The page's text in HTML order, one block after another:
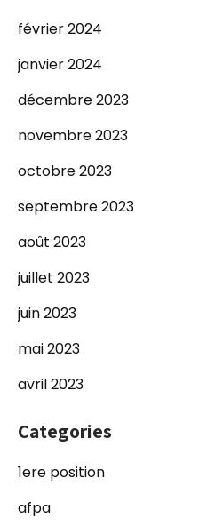
février 2024
janvier 2024
décembre 2023
novembre 2023
octobre 2023
septembre 2023
août 2023
juillet 2023
juin 2023
mai 2023
avril 2023
Categories
1ere position
afpa